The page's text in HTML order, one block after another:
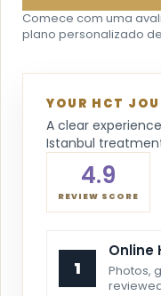
Comece com uma
plano personalizado
YOUR HCT
A clear
Istanbul
4.9
REVIEW SCORE
1
Online
Photos,